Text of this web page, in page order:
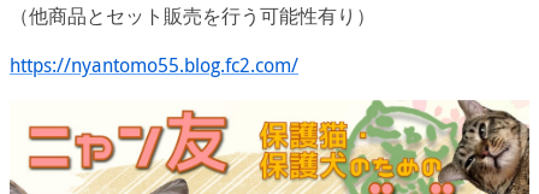
（他商品とセット販売を行う可能性有り）
https://nyantomo55.blog.fc2.com/